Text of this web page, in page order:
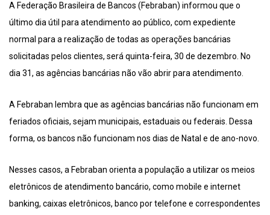
A Federação Brasileira de Bancos (Febraban) informou que o
último dia útil para atendimento ao público, com expediente
normal para a realização de todas as operações bancárias
solicitadas pelos clientes, será quinta-feira, 30 de dezembro. No
dia 31, as agências bancárias não vão abrir para atendimento.
A Febraban lembra que as agências bancárias não funcionam em
feriados oficiais, sejam municipais, estaduais ou federais. Dessa
forma, os bancos não funcionam nos dias de Natal e de ano-novo.
Nesses casos, a Febraban orienta a população a utilizar os meios
eletrônicos de atendimento bancário, como mobile e internet
banking, caixas eletrônicos, banco por telefone e correspondentes